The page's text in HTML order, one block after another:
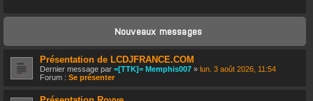
Nouveaux messages
Présentation de LCDJFRANCE.COM
Dernier message par =[TTK]= Memphis007 » lun. 3 août 2026, 11:54
Forum : Se présenter